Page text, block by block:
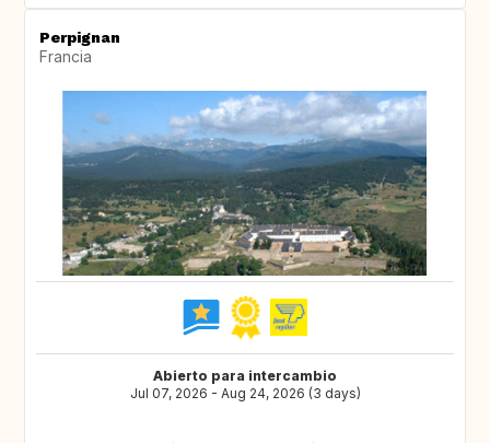
Perpignan
Francia
Abierto para intercambio
Jul 07, 2026 - Aug 24, 2026 (3 days)